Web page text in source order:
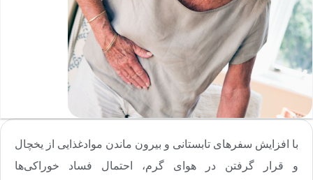
با افزایش سفرهای تابستانی و بیرون ماندن موادغذایی از یخچال
و قرار گرفتن در هوای گرم، احتمال فساد خوراکی‌ها